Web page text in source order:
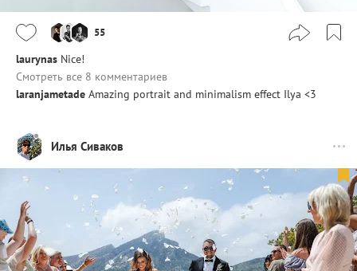
55
laurynas Nice!
Смотреть все 8 комментариев
laranjametade Amazing portrait and minimalism effect Ilya <3
Илья Сиваков